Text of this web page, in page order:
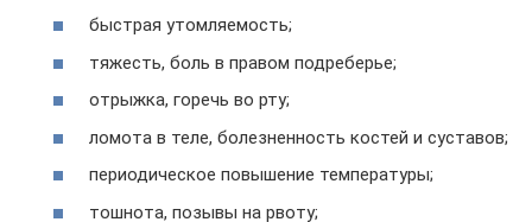
быстрая утомляемость;
тяжесть, боль в правом подреберье;
отрыжка, горечь во рту;
ломота в теле, болезненность костей и суставов;
периодическое повышение температуры;
тошнота, позывы на рвоту;